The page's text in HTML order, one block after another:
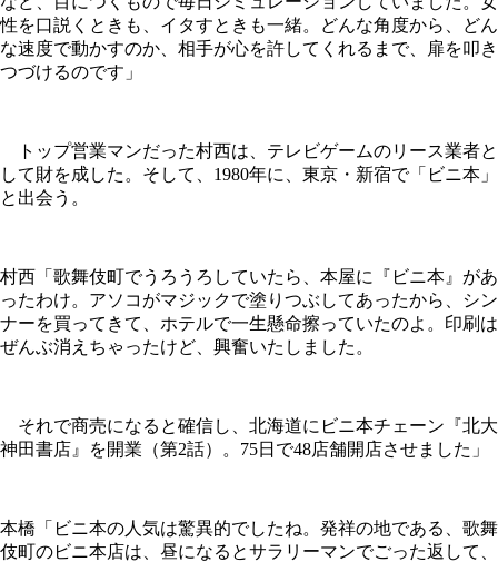
性を口説くときも、イタすときも一緒。どんな角度から、どん
な速度で動かすのか、相手が心を許してくれるまで、扉を叩き
つづけるのです」
トップ営業マンだった村西は、テレビゲームのリース業者と
して財を成した。そして、1980年に、東京・新宿で「ビニ本」
と出会う。
村西「歌舞伎町でうろうろしていたら、本屋に『ビニ本』があ
ったわけ。アソコがマジックで塗りつぶしてあったから、シン
ナーを買ってきて、ホテルで一生懸命擦っていたのよ。印刷は
ぜんぶ消えちゃったけど、興奮いたしました。
それで商売になると確信し、北海道にビニ本チェーン『北大
神田書店』を開業（第2話）。75日で48店舗開店させました」
本橋「ビニ本の人気は驚異的でしたね。発祥の地である、歌舞
伎町のビニ本店は、昼になるとサラリーマンでごった返して、